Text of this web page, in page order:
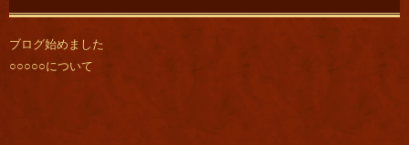
ブログ始めました
○○○○○について